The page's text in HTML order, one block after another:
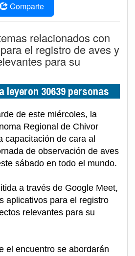
Comparte
relacionados con
el registro de aves y
para su
leyeron 30639 personas
de este miércoles, la
Regional de Chivor
capacitación de cara al
de observación de aves
sábado en todo el mundo.
a través de Google Meet,
aplicativos para el registro
relevantes para su
el encuentro se abordarán